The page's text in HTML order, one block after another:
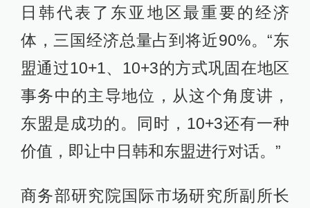
日韩代表了东亚地区最重要的经济
体，三国经济总量占到将近90%。“东
盟通过10+1、10+3的方式巩固在地区
事务中的主导地位，从这个角度讲，
东盟是成功的。同时，10+3还有一种
价值，即让中日韩和东盟进行对话。”
商务部研究院国际市场研究所副所长